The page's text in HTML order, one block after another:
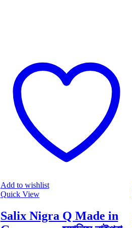
Add to wishlist
Quick View
Salix Nigra Q Made in